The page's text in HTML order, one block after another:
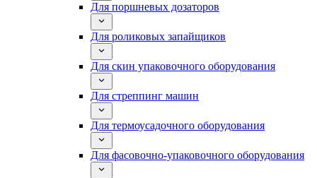
Для поршневых дозаторов
Для роликовых запайщиков
Для скин упаковочного оборудования
Для стреппинг машин
Для термоусадочного оборудования
Для фасовочно-упаковочного оборудования